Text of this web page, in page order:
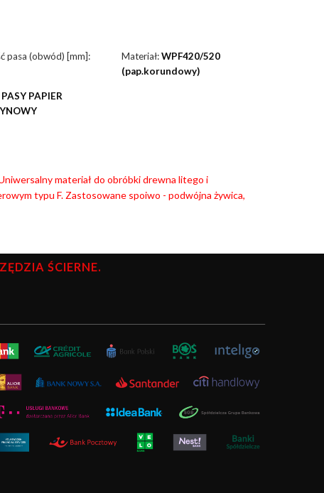
pasa (obwód) [mm]:
Materiał:WPF420/520
(pap.korundowy)
PASY PAPIER
materiał do obróbki drewna litego i
typu F. Zastosowane spoiwo - podwójna żywica,
ŚCIERNE.